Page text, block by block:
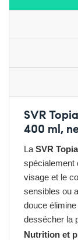
SVR
400 ml,
La SVR
spécialement
visage et le
sensibles ou
douce
dessécher la
Nutrition et